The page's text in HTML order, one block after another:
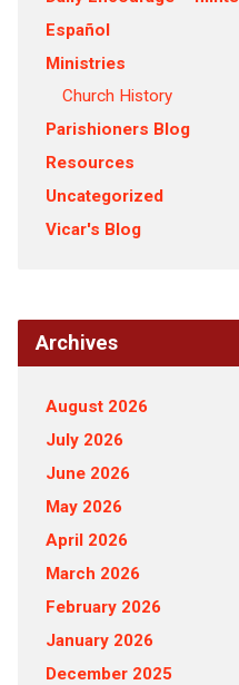
Español
Ministries
Church History
Parishioners Blog
Resources
Uncategorized
Vicar's Blog
Archives
August 2026
July 2026
June 2026
May 2026
April 2026
March 2026
February 2026
January 2026
December 2025